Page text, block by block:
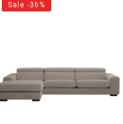
Sale -36%